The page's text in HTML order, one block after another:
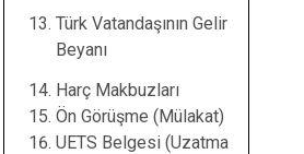
Türk Vatandaşının Gelir
Beyanı
Harç Makbuzları
Ön Görüşme (Mülakat)
UETS Belgesi (Uzatma